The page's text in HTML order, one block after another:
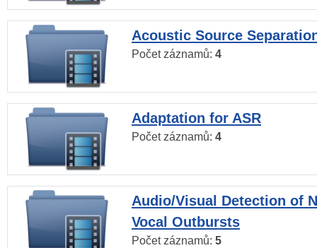
Acoustic Source
Počet záznamů: 4
Adaptation for ASR
Počet záznamů: 4
Audio/Visual Detection of
Vocal Outbursts
Počet záznamů: 5